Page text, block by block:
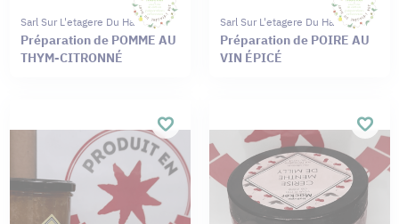
Sarl Sur L'etagere Du Haut
Préparation de POMME AU
THYM-CITRONNÉ
Sarl Sur L'etagere Du Haut
Préparation de POIRE AU
VIN ÉPICÉ